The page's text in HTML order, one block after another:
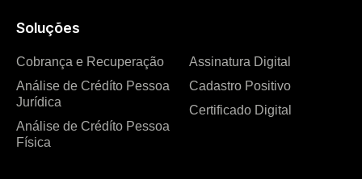
Soluções
Cobrança e Recuperação
Análise de Crédíto Pessoa
Jurídica
Análise de Crédíto Pessoa
Física
Assinatura Digital
Cadastro Positivo
Certificado Digital